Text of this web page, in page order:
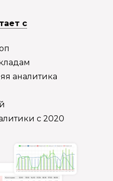
с
аналитика
с 2020